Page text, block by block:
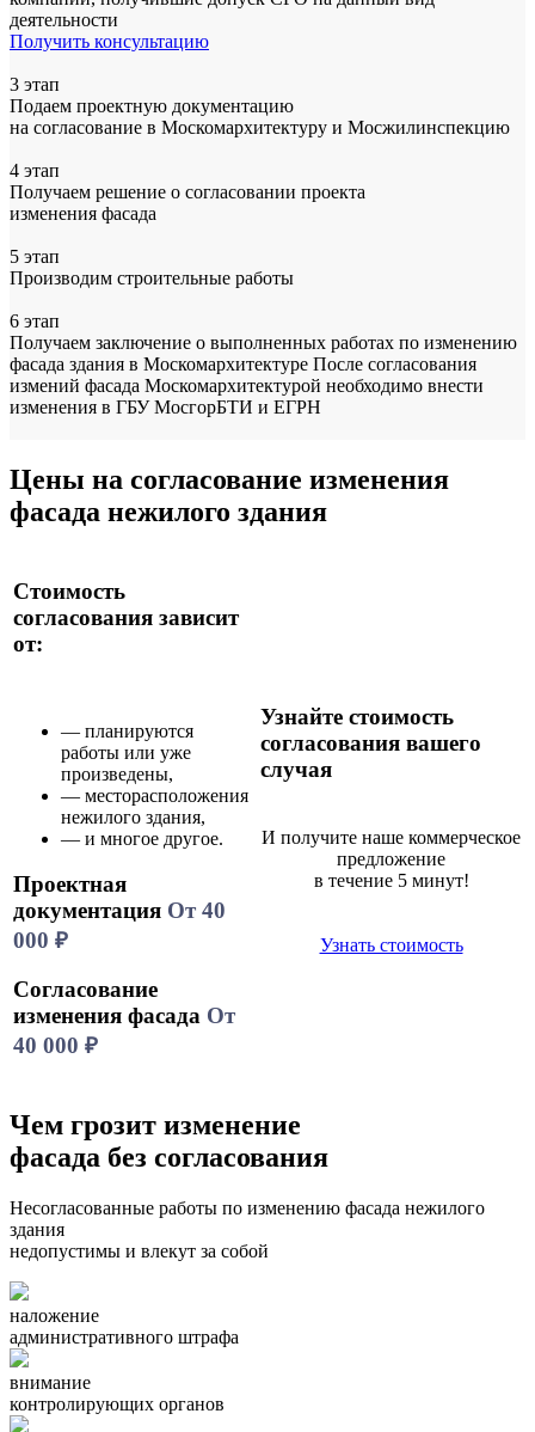
деятельности
Получить консультацию
3 этап
Подаем проектную документацию
на согласование в Москомархитектуру и Мосжилинспекцию
4 этап
Получаем решение о согласовании проекта
изменения фасада
5 этап
Производим строительные работы
6 этап
Получаем заключение о выполненных работах по изменению
фасада здания в Москомархитектуре После согласования
измений фасада Москомархитектурой необходимо внести
изменения в ГБУ МосгорБТИ и ЕГРН
Цены на согласование изменения
фасада нежилого здания
Стоимость
согласования зависит
от:
— планируются
работы или уже
произведены,
— месторасположения
нежилого здания,
— и многое другое.
Проектная
документация От 40
000 ₽
Согласование
изменения фасада От
40 000 ₽
Узнайте стоимость
согласования вашего
случая
И получите наше коммерческое
предложение
в течение 5 минут!
Узнать стоимость
Чем грозит изменение
фасада без согласования
Несогласованные работы по изменению фасада нежилого
здания
недопустимы и влекут за собой
наложение
административного штрафа
внимание
контролирующих органов